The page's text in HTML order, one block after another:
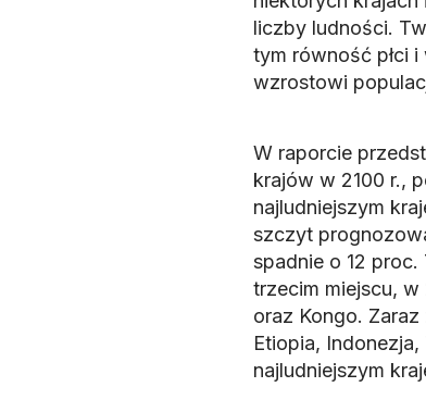
liczby ludności.
tym równość płci
wzrostowi
W raporcie
krajów w 2100 r.,
najludniejszym
szczyt
spadnie o 12 proc.
trzecim miejscu, w
oraz Kongo.
Etiopia,
najludniejszym